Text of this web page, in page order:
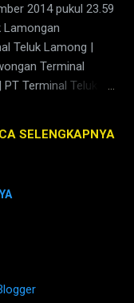
terkait
gas, pipa, pada
terkait.
(pembangkit
lainnya di
2014 pukul 23.59
Lamongan
Teluk Lamong |
Terminal
Terminal Teluk
port pertama di
visi dari PT
logistik
salah satu proyek
SELENGKAPNYA